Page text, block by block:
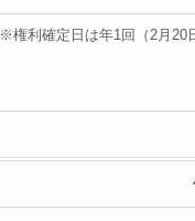
※権利確定日は年1回（2月20